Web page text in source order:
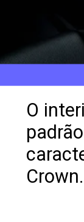
O
Crown.